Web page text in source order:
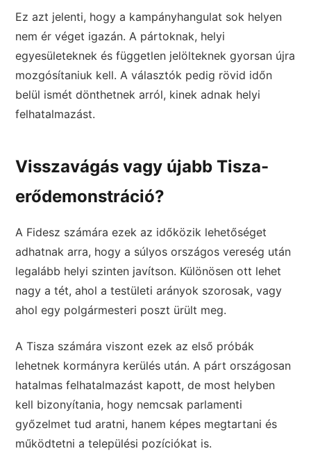
Ez azt jelenti, hogy a kampányhangulat sok helyen
nem ér véget igazán. A pártoknak, helyi
egyesületeknek és független jelölteknek gyorsan újra
mozgósítaniuk kell. A választók pedig rövid időn
belül ismét dönthetnek arról, kinek adnak helyi
felhatalmazást.
Visszavágás vagy újabb Tisza-
erődemonstráció?
A Fidesz számára ezek az időközik lehetőséget
adhatnak arra, hogy a súlyos országos vereség után
legalább helyi szinten javítson. Különösen ott lehet
nagy a tét, ahol a testületi arányok szorosak, vagy
ahol egy polgármesteri poszt ürült meg.
A Tisza számára viszont ezek az első próbák
lehetnek kormányra kerülés után. A párt országosan
hatalmas felhatalmazást kapott, de most helyben
kell bizonyítania, hogy nemcsak parlamenti
győzelmet tud aratni, hanem képes megtartani és
működtetni a települési pozíciókat is.